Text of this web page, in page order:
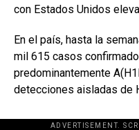
con Estados Unidos
En el país, hasta la
mil 615 casos
predominantemente
detecciones aisladas de
ADVERTISEMENT.